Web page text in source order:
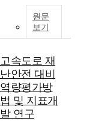
원문
보기
고속도로 재
난안전 대비
역량평가방
법 및 지표개
발 연구